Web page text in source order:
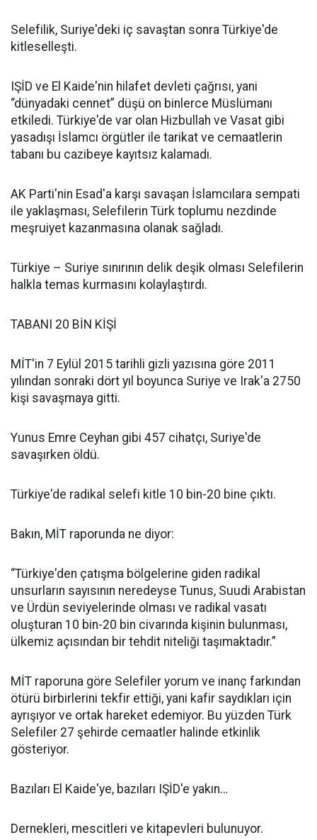
Selefilik, Suriye'deki iç savaştan sonra Türkiye'de
kitleselleşti.
IŞİD ve El Kaide'nin hilafet devleti çağrısı, yani
“dünyadaki cennet” düşü on binlerce Müslümanı
etkiledi. Türkiye'de var olan Hizbullah ve Vasat gibi
yasadışı İslamcı örgütler ile tarikat ve cemaatlerin
tabanı bu cazibeye kayıtsız kalamadı.
AK Parti'nin Esad'a karşı savaşan İslamcılara sempati
ile yaklaşması, Selefilerin Türk toplumu nezdinde
meşruiyet kazanmasına olanak sağladı.
Türkiye – Suriye sınırının delik deşik olması Selefilerin
halkla temas kurmasını kolaylaştırdı.
TABANI 20 BİN KİŞİ
MİT'in 7 Eylül 2015 tarihli gizli yazısına göre 2011
yılından sonraki dört yıl boyunca Suriye ve Irak'a 2750
kişi savaşmaya gitti.
Yunus Emre Ceyhan gibi 457 cihatçı, Suriye'de
savaşırken öldü.
Türkiye'de radikal selefi kitle 10 bin-20 bine çıktı.
Bakın, MİT raporunda ne diyor:
“Türkiye'den çatışma bölgelerine giden radikal
unsurların sayısının neredeyse Tunus, Suudi Arabistan
ve Ürdün seviyelerinde olması ve radikal vasatı
oluşturan 10 bin-20 bin civarında kişinin bulunması,
ülkemiz açısından bir tehdit niteliği taşımaktadır.”
MİT raporuna göre Selefiler yorum ve inanç farkından
ötürü birbirlerini tekfir ettiği, yani kafir saydıkları için
ayrışıyor ve ortak hareket edemiyor. Bu yüzden Türk
Selefiler 27 şehirde cemaatler halinde etkinlik
gösteriyor.
Bazıları El Kaide'ye, bazıları IŞİD'e yakın…
Dernekleri, mescitleri ve kitapevleri bulunuyor.